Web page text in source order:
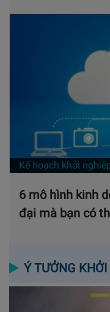
Kế hoạch khởi
6 mô hình kinh
đại mà bạn có
Ý TƯỞNG